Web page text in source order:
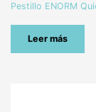
Pestillo ENORM
Leer más